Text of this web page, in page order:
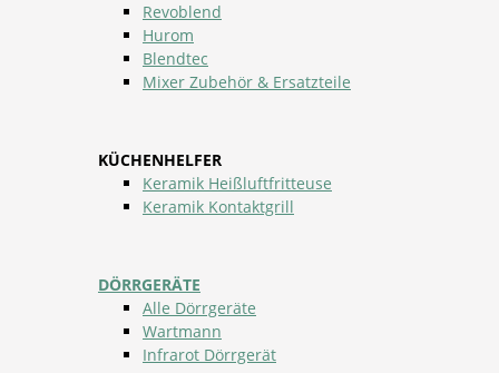
Revoblend
Hurom
Blendtec
Mixer Zubehör & Ersatzteile
KÜCHENHELFER
Keramik Heißluftfritteuse
Keramik Kontaktgrill
DÖRRGERÄTE
Alle Dörrgeräte
Wartmann
Infrarot Dörrgerät